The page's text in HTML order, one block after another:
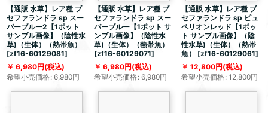
【通販 水草】レア種 ブ
セファランドラ sp スー
パーブルー2【1ポット
サンプル画像】（陰性水
草)（生体）（熱帯魚）
[zf16-60129081]
6,980円(税込)
希望小売価格: 6,980円
【通販 水草】レア種 ブ
セファランドラ sp スー
パーブルー【1ポット サ
ンプル画像】（陰性水
草)（生体）（熱帯魚）
[zf16-60129071]
6,980円(税込)
希望小売価格: 6,980円
【通販 水草】レア種 ブ
セファランドラ sp ピュ
ペリオンレッド【1ポッ
ト サンプル画像】（陰
性水草)（生体）（熱帯
魚）
[zf16-60129061]
12,800円(税込)
希望小売価格: 12,800円